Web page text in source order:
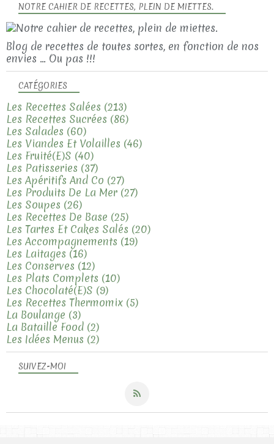
SUIVEZ-MOI
NOTRE CAHIER DE RECETTES, PLEIN DE MIETTES.
Blog de recettes de toutes sortes, en fonction de nos
envies ... Ou pas !!!
CATÉGORIES
Les Recettes Salées (213)
Les Recettes Sucrées (86)
Les Salades (60)
Les Viandes Et Volailles (46)
Les Fruité(e)s (40)
Les Patisseries (37)
Les Apéritifs And Co (27)
Les Produits De La Mer (27)
Les Soupes (26)
Les Recettes De Base (25)
Les Tartes Et Cakes Salés (20)
Les Accompagnements (19)
Les Laitages (16)
Les Conserves (12)
Les Plats Complets (10)
Les Chocolaté(e)s (9)
Les Recettes Thermomix (5)
La Boulange (3)
La Bataille Food (2)
Les Idées Menus (2)